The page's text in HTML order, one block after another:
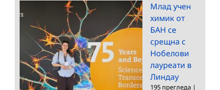
химик от
БАН се
срещна с
Нобелови
лауреати в
Линдау
195 прегледа
9 юли 2026 г.